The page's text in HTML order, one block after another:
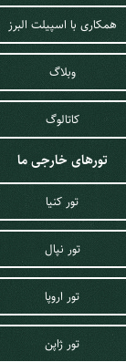
همکاری با اسپیلت البرز
وبلاگ
کاتالوگ
تورهای خارجی ما
تور کنیا
تور نپال
تور اروپا
تور ژاپن